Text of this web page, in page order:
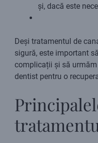
și, dacă este
Deși tratamentul de
sigură, este important
complicații și să
dentist pentru o